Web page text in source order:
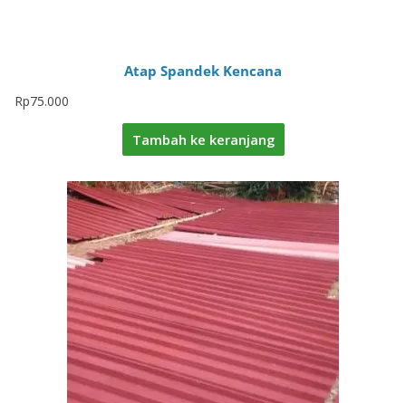
Atap Spandek Kencana
Rp75.000
Tambah ke keranjang